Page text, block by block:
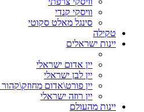
וויסקי קנדי
סינגל מאלט סקוטי
טקילה
יינות ישראלים
יין אדום ישראלי
יין לבן ישראלי
יין פורט\אדום
יין רוזה ישראלי
יינות מהעולם